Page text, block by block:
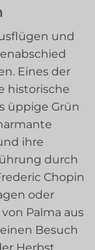
und
Eines der
historische
üppige Grün
ihre
durch
Chopin
oder
Palma aus
Besuch